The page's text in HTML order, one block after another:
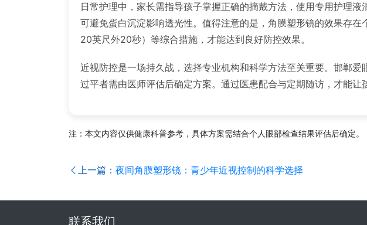
日常护理中，家长需指导孩子掌握正确的摘戴方法，使用专用护理
可避免蛋白沉淀影响透光性。值得注意的是，角膜塑形镜的效果存
20英尺外20秒）等综合措施，才能达到良好防控效果。
近视防控是一场持久战，选择专业机构和科学方法至关重要。邯郸
过平者需由医师评估后确定方案。通过医患配合与定期随访，才能让
注：本文内容仅供健康科普参考，具体方案需结合个人眼部检查结果评估后确定。
上一篇： 夜间角膜塑形镜：青少年近视控制的科学选择
联系我们